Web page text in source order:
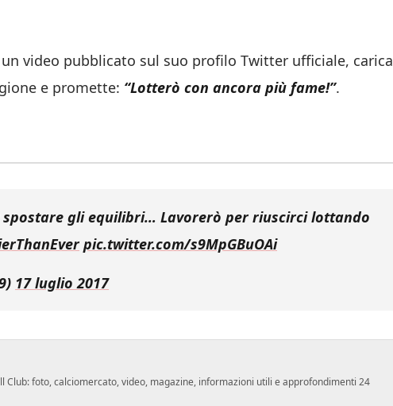
video pubblicato sul suo profilo Twitter ufficiale, carica
e promette: “Lotterò con ancora più fame!”.
gli equilibri… Lavorerò per riuscirci lottando
pic.twitter.com/s9MpGBuOAi
17 luglio 2017
Club: foto, calciomercato, video, magazine, informazioni utili e approfondimenti 24